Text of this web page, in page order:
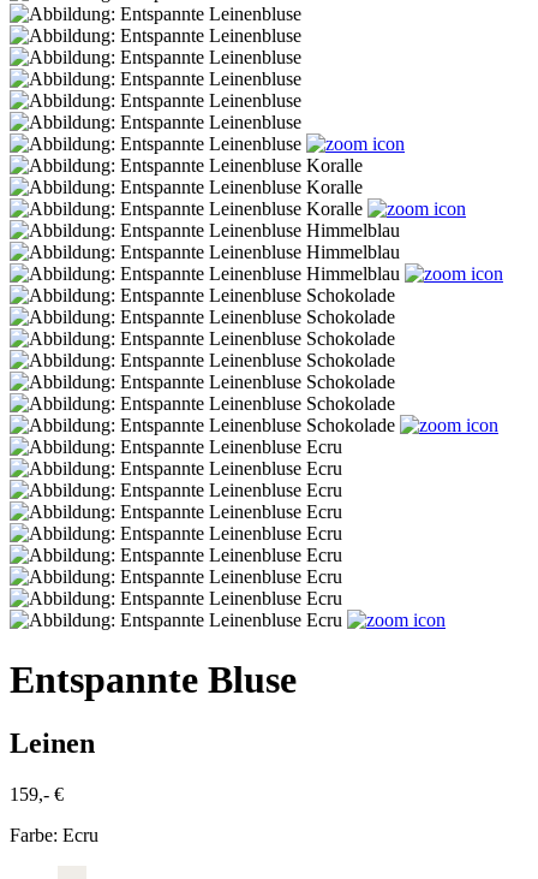
Entspannte Bluse
Leinen
159,- €
Farbe: Ecru